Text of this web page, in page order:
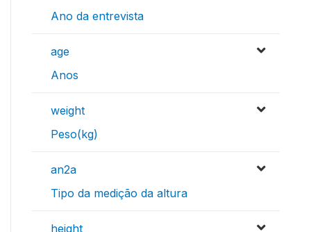
Ano da entrevista
age
Anos
weight
Peso(kg)
an2a
Tipo da medição da altura
height